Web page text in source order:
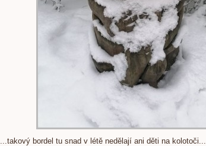
...takový bordel tu snad v létě nedělají ani děti na kolotoči...